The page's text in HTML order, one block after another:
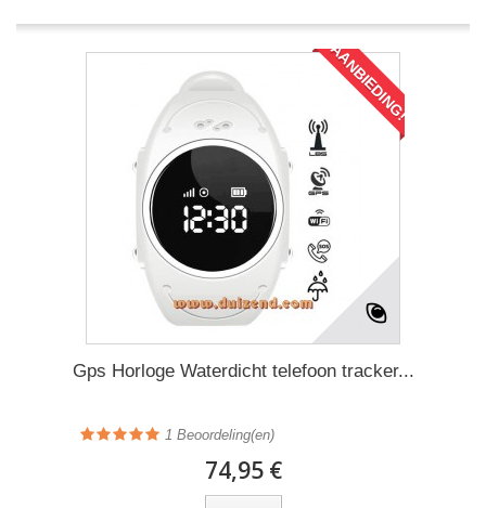
AANBIEDING!
Gps Horloge Waterdicht telefoon tracker...
1 Beoordeling(en)
74,95 €